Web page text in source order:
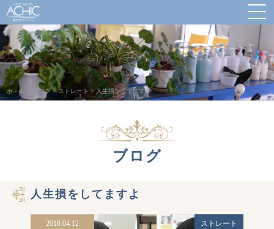
ホ－ム ブログ>ストレート >人生損をしてますよ
ブログ
人生損をしてますよ
2018.04.12 ストレート